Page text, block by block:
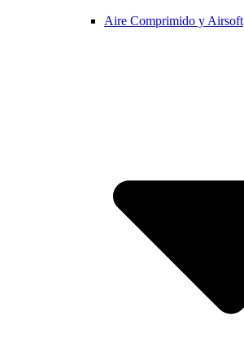
Aire Comprimido y Airsoft